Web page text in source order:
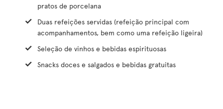
pratos de porcelana
Duas refeições servidas (refeição principal com
acompanhamentos, bem como uma refeição ligeira)
Seleção de vinhos e bebidas espirituosas
Snacks doces e salgados e bebidas gratuitas